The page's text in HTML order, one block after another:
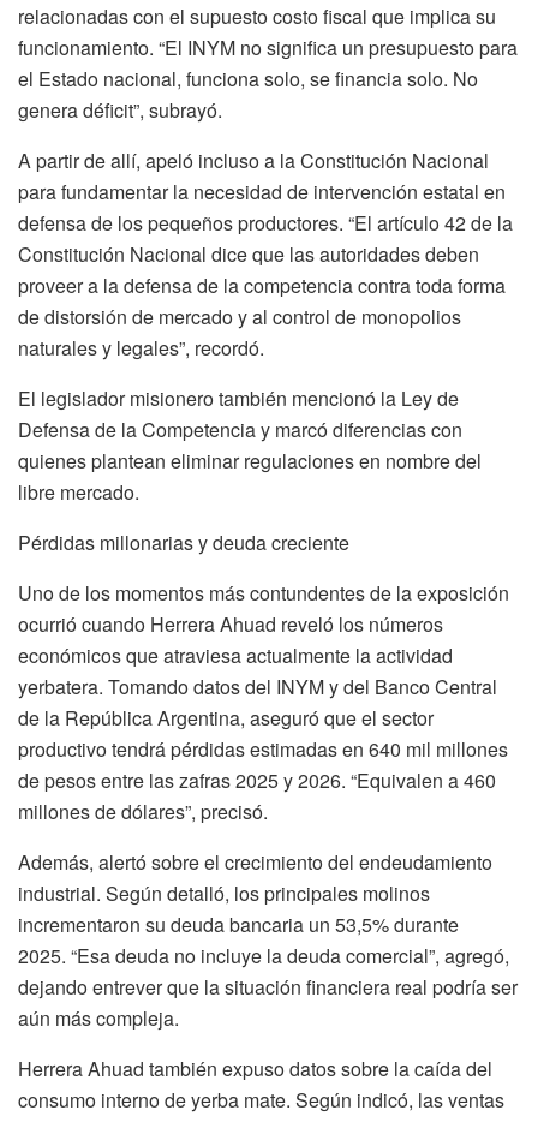
relacionadas con el supuesto costo fiscal que implica su
funcionamiento. “El INYM no significa un presupuesto para
el Estado nacional, funciona solo, se financia solo. No
genera déficit”, subrayó.
A partir de allí, apeló incluso a la Constitución Nacional
para fundamentar la necesidad de intervención estatal en
defensa de los pequeños productores. “El artículo 42 de la
Constitución Nacional dice que las autoridades deben
proveer a la defensa de la competencia contra toda forma
de distorsión de mercado y al control de monopolios
naturales y legales”, recordó.
El legislador misionero también mencionó la Ley de
Defensa de la Competencia y marcó diferencias con
quienes plantean eliminar regulaciones en nombre del
libre mercado.
Pérdidas millonarias y deuda creciente
Uno de los momentos más contundentes de la exposición
ocurrió cuando Herrera Ahuad reveló los números
económicos que atraviesa actualmente la actividad
yerbatera. Tomando datos del INYM y del Banco Central
de la República Argentina, aseguró que el sector
productivo tendrá pérdidas estimadas en 640 mil millones
de pesos entre las zafras 2025 y 2026. “Equivalen a 460
millones de dólares”, precisó.
Además, alertó sobre el crecimiento del endeudamiento
industrial. Según detalló, los principales molinos
incrementaron su deuda bancaria un 53,5% durante
2025. “Esa deuda no incluye la deuda comercial”, agregó,
dejando entrever que la situación financiera real podría ser
aún más compleja.
Herrera Ahuad también expuso datos sobre la caída del
consumo interno de yerba mate. Según indicó, las ventas